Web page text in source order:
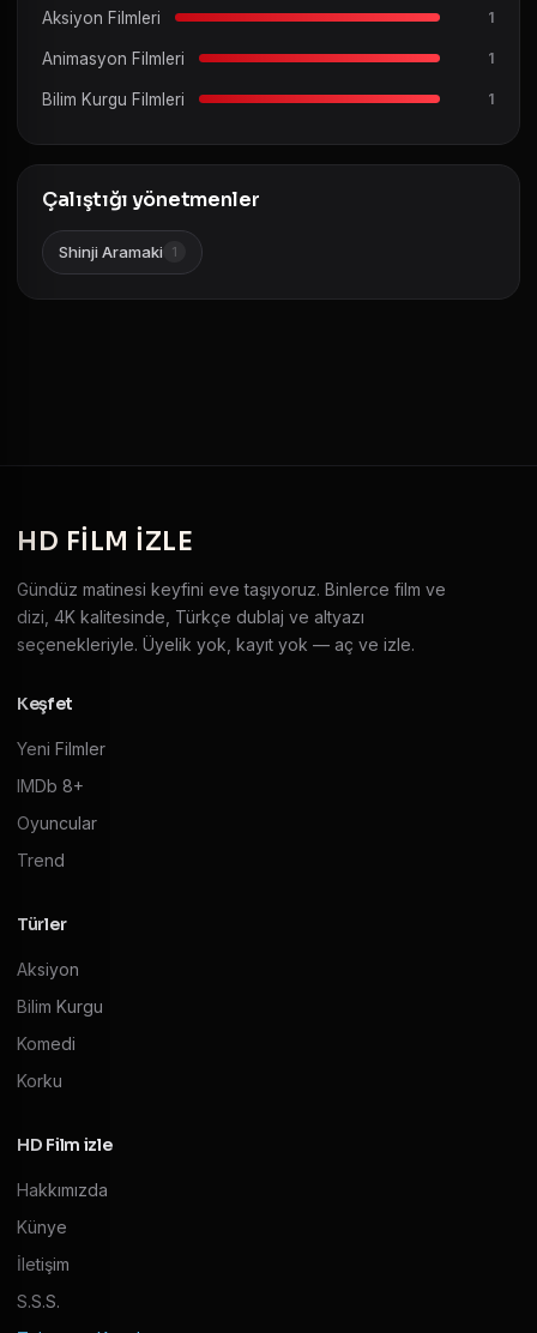
Aksiyon Filmleri 1
Animasyon Filmleri 1
Bilim Kurgu Filmleri 1
Çalıştığı yönetmenler
Shinji Aramaki 1
HD FILM IZLE
Gündüz matinesi keyfini eve taşıyoruz. Binlerce film ve
dizi, 4K kalitesinde, Türkçe dublaj ve altyazı
seçenekleriyle. Üyelik yok, kayıt yok — aç ve izle.
Keşfet
Yeni Filmler
IMDb 8+
Oyuncular
Trend
Türler
Aksiyon
Bilim Kurgu
Komedi
Korku
HD Film izle
Hakkımızda
Künye
İletişim
S.S.S.